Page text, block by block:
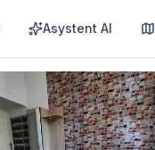
Asystent AI